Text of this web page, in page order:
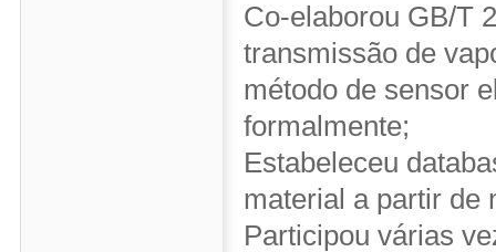
Co-elaborou GB/T
transmissão de
método de sensor
formalmente;
Estabeleceu
material a partir de
Participou várias